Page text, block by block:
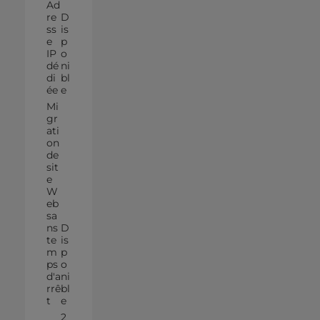
Ad
re
ss
e
IP
dé
di
ée
D
is
p
o
ni
bl
e
Mi
gr
ati
on
de
sit
e
W
eb
sa
ns
te
m
ps
d'a
rrê
t
D
is
p
o
ni
bl
e